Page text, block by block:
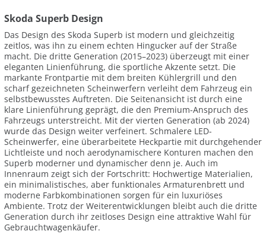
Skoda Superb Design
Das Design des Skoda Superb ist modern und gleichzeitig
zeitlos, was ihn zu einem echten Hingucker auf der Straße
macht. Die dritte Generation (2015–2023) überzeugt mit einer
eleganten Linienführung, die sportliche Akzente setzt. Die
markante Frontpartie mit dem breiten Kühlergrill und den
scharf gezeichneten Scheinwerfern verleiht dem Fahrzeug ein
selbstbewusstes Auftreten. Die Seitenansicht ist durch eine
klare Linienführung geprägt, die den Premium-Anspruch des
Fahrzeugs unterstreicht. Mit der vierten Generation (ab 2024)
wurde das Design weiter verfeinert. Schmalere LED-
Scheinwerfer, eine überarbeitete Heckpartie mit durchgehender
Lichtleiste und noch aerodynamischere Konturen machen den
Superb moderner und dynamischer denn je. Auch im
Innenraum zeigt sich der Fortschritt: Hochwertige Materialien,
ein minimalistisches, aber funktionales Armaturenbrett und
moderne Farbkombinationen sorgen für ein luxuriöses
Ambiente. Trotz der Weiterentwicklungen bleibt auch die dritte
Generation durch ihr zeitloses Design eine attraktive Wahl für
Gebrauchtwagenkäufer.